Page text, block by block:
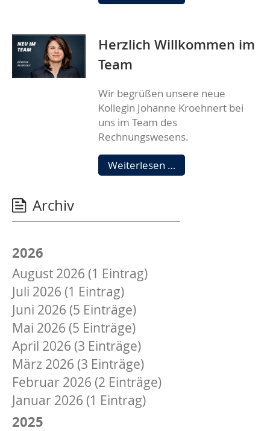
Herzlich Willkommen im
Team
Wir begrüßen unsere neue
Kollegin Johanne Kroehnert bei
uns im Team des
Rechnungswesens.
Weiterlesen … Herzlich
Willkommen
Archiv
2026
August 2026 (1 Eintrag)
Juli 2026 (1 Eintrag)
Juni 2026 (5 Einträge)
Mai 2026 (5 Einträge)
April 2026 (3 Einträge)
März 2026 (3 Einträge)
Februar 2026 (2 Einträge)
Januar 2026 (1 Eintrag)
2025